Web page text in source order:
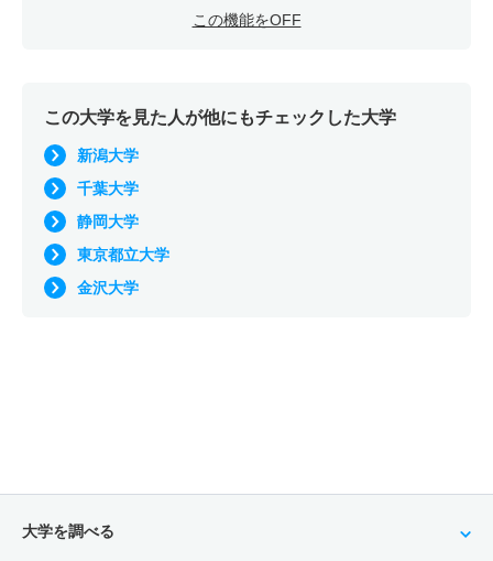
この機能をOFF
この大学を見た人が他にもチェックした大学
新潟大学
千葉大学
静岡大学
東京都立大学
金沢大学
大学を調べる